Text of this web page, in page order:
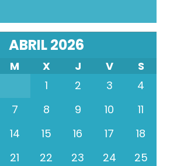
ABRIL 2026
M X J V
S
1
2 3
4
7 8 9 10
11
14 15 16 17
18
21 22 23 24
25